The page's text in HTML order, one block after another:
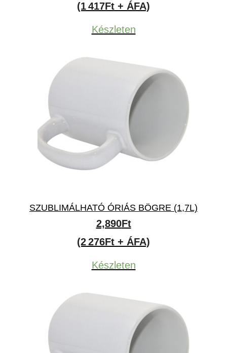
(1 417Ft + ÁFA)
Készleten
SZUBLIMÁLHATÓ ÓRIÁS BÖGRE (1,7L)
2,890Ft
(2 276Ft + ÁFA)
Készleten